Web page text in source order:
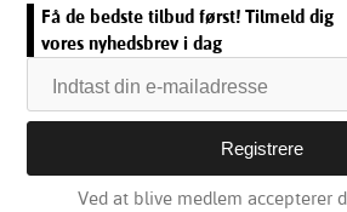
Få de bedste tilbud først! Tilmeld dig
vores nyhedsbrev i dag
Ved at blive medlem accepterer